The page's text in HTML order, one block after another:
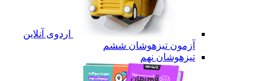
اردوی آنلاین
آزمون تیزهوشان ششم
تیزهوشان نهم